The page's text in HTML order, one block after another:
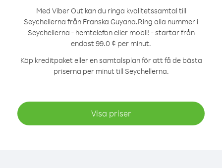
Med Viber Out kan du ringa kvalitetssamtal till
Seychellerna från Franska Guyana.Ring alla nummer i
Seychellerna - hemtelefon eller mobil! - startar från
endast 99.0 ¢ per minut.
Köp kreditpaket eller en samtalsplan för att få de bästa
priserna per minut till Seychellerna.
Visa priser